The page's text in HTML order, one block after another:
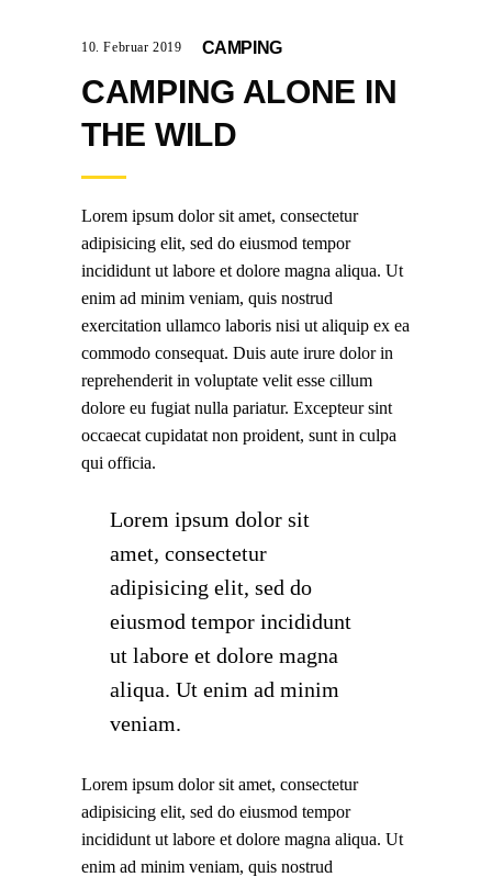
10. Februar 2019 CAMPING
CAMPING ALONE IN
THE WILD
Lorem ipsum dolor sit amet, consectetur
adipisicing elit, sed do eiusmod tempor
incididunt ut labore et dolore magna aliqua. Ut
enim ad minim veniam, quis nostrud
exercitation ullamco laboris nisi ut aliquip ex ea
commodo consequat. Duis aute irure dolor in
reprehenderit in voluptate velit esse cillum
dolore eu fugiat nulla pariatur. Excepteur sint
occaecat cupidatat non proident, sunt in culpa
qui officia.
Lorem ipsum dolor sit
amet, consectetur
adipisicing elit, sed do
eiusmod tempor incididunt
ut labore et dolore magna
aliqua. Ut enim ad minim
veniam.
Lorem ipsum dolor sit amet, consectetur
adipisicing elit, sed do eiusmod tempor
incididunt ut labore et dolore magna aliqua. Ut
enim ad minim veniam, quis nostrud